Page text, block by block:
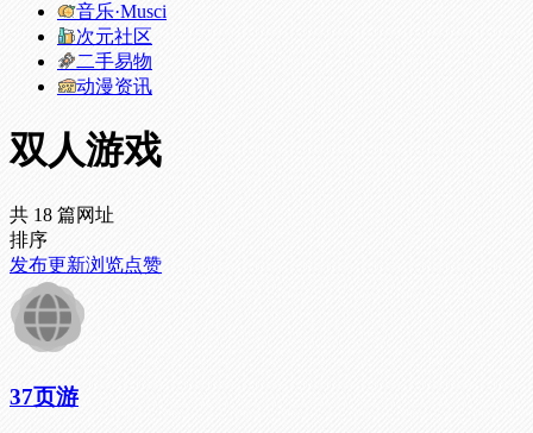
音乐·Musci
次元社区
二手易物
动漫资讯
双人游戏
共 18 篇网址
排序
发布更新浏览点赞
37页游